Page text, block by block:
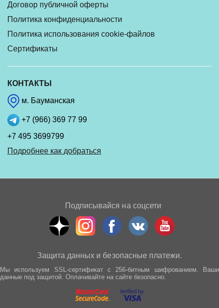
Договор публичной оферты
Политика конфиденциальности
Политика использования cookie-файлов
Сертификаты
КОНТАКТЫ
м. Бауманская
+7 (966) 369 77 99
+7 495 3699799
Подробнее как добраться
Подписывайся на соцсети
Защита данных и безопасные платежи.
Мы используем SSL-сертификат с 256-битным шифрованием. Ваши
данные под защитой. Оплачивайте на сайте безопасно.